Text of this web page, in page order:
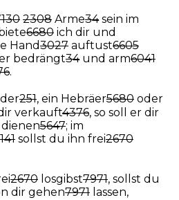
2308 Arme34sein im
6680 ich dir und
Hand3027 auftust6605
bedrängt34und arm6041
.
251, ein Hebräer5680 oder
verkauft4376, so soll er dir
dienen5647; im
sollst du ihn frei2670
2670 losgibst7971, sollst du
dir gehen7971 lassen,